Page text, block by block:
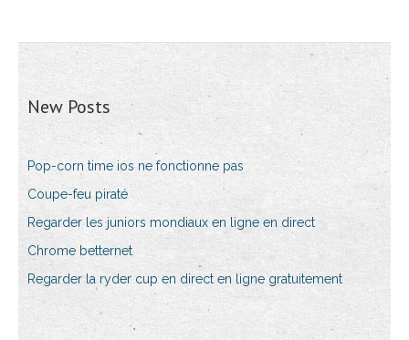
New Posts
Pop-corn time ios ne fonctionne pas
Coupe-feu piraté
Regarder les juniors mondiaux en ligne en direct
Chrome betternet
Regarder la ryder cup en direct en ligne gratuitement